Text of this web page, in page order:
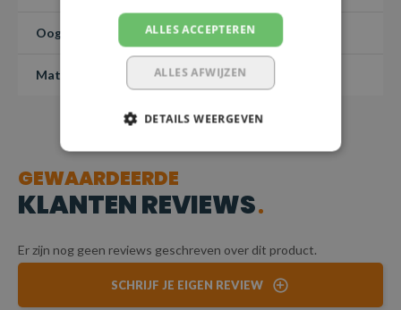
Oog inwendig 42x38 mm
Materiaal Grade 80
GEWAARDEERDE
KLANTEN REVIEWS
Er zijn nog geen reviews geschreven over dit product.
SCHRIJF JE EIGEN REVIEW
ALLES ACCEPTEREN
ALLES AFWIJZEN
DETAILS WEERGEVEN